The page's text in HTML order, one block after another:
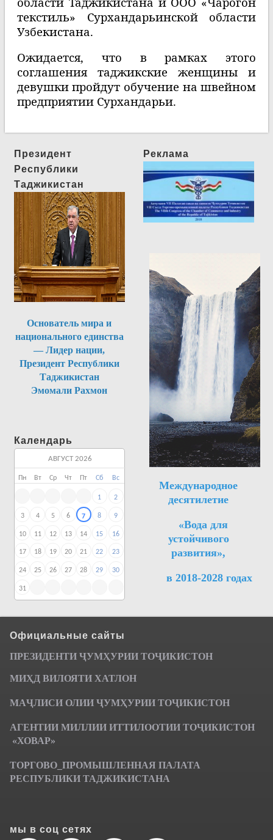
текстиль» Сурхандарьинской области
Узбекистана.
Ожидается, что в рамках этого
соглашения таджикские женщины и
девушки пройдут обучение на швейном
предприятии Сурхандарьи.
Президент
Республики
Таджикистан
Основатель мира и
национального единства
— Лидер нации,
Президент Республики
Таджикистан
Эмомали Рахмон
Календарь
Пн Вт Ср Чт Пт Сб Вс
1 2
3 4 5 6 7 8 9
10 11 12 13 14 15 16
17 18 19 20 21 22 23
24 25 26 27 28 29 30
31
АВГУСТ 2026
Реклама
Международное
десятилетие
«Вода для
устойчивого
развития»,
в 2018-2028 годах
Официальные сайты
ПРЕЗИДЕНТИ ҶУМҲУРИИ ТОҶИКИСТОН
МИҲД ВИЛОЯТИ ХАТЛОН
МАҶЛИСИ ОЛИИ ҶУМҲУРИИ ТОҶИКИСТОН
АГЕНТИИ МИЛЛИИ ИТТИЛООТИИ ТОҶИКИСТОН
«ХОВАР»
ТОРГОВО_ПРОМЫШЛЕННАЯ ПАЛАТА
РЕСПУБЛИКИ ТАДЖИКИСТАНА
мы в соц сетях